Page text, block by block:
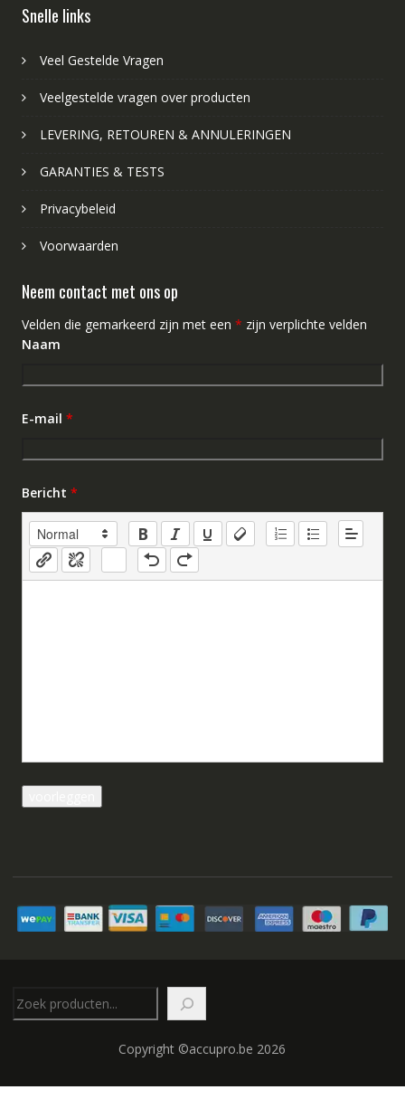
Snelle links
Veel Gestelde Vragen
Veelgestelde vragen over producten
LEVERING, RETOUREN & ANNULERINGEN
GARANTIES & TESTS
Privacybeleid
Voorwaarden
Neem contact met ons op
Velden die gemarkeerd zijn met een * zijn verplichte velden
Naam
E-mail *
Bericht *
Copyright ©accupro.be 2026